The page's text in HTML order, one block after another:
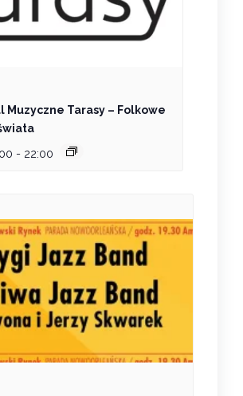
Muzyczne Tarasy – Folkowe
- 22:00